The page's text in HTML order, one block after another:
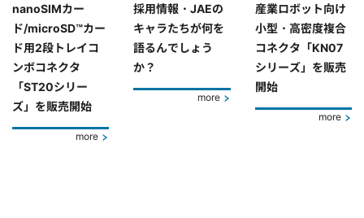
nanoSIMカー
ド/microSD™カー
ド用2段トレイコ
ンボコネクタ
「ST20シリー
ズ」を販売開始
more
採用情報・JAEの
キャラたちが何を
語るんでしょう
か？
more
産業ロボット向け
小型・高密度複合
コネクタ「KN07
シリーズ」を販売
開始
more